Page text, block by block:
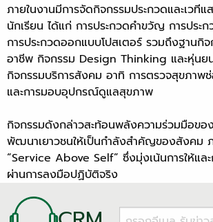
ภายในงานมีการจัดกิจกรรมประกวดและเวที
นักเรียน ได้แก่ การประกวดคำขวัญ การประ
การประกวดออกแบบโปสเตอร์ รวมถึงฐาน
อาชีพ กิจกรรม Design Thinking และหุ่น
กิจกรรมบริการสังคม อาทิ การตรวจสุขภาพ
และการมอบอุปกรณ์ดูแลสุขภาพ
กิจกรรมดังกล่าวสะท้อนพลังความร่วมมือขอ
พัฒนาเยาวชนให้เป็นกำลังสำคัญของสังคม
“Service Above Self” ซึ่งมุ่งเน้นการให้แล
ผ่านการลงมือปฏิบัติจริง